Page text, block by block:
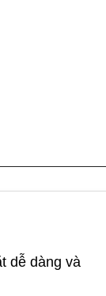
dễ dàng và